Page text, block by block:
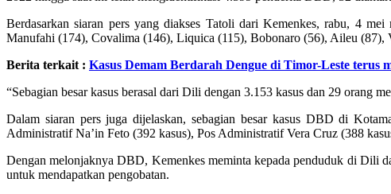
Berdasarkan siaran pers yang diakses Tatoli dari Kemenkes, rabu, 4
Manufahi (174), Covalima (146), Liquica (115), Bobonaro (56), Aileu
Berita terkait : Kasus Demam Berdarah Dengue di Timor-Leste terus
“Sebagian besar kasus berasal dari Dili dengan 3.153 kasus dan 29 orang
Dalam siaran pers juga dijelaskan, sebagian besar kasus DBD di
Administratif Na’in Feto (392 kasus), Pos Administratif Vera Cruz (388
Dengan melonjaknya DBD, Kemenkes meminta kepada penduduk di Dili
untuk mendapatkan pengobatan.